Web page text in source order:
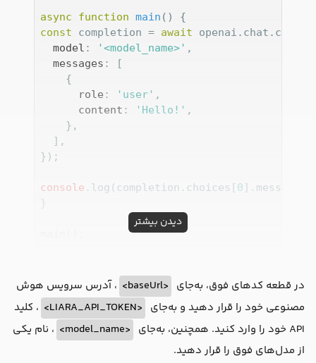
async function main ( )
const completion = await
model : '<model_name>' ,
messages : [
    {
role : 'user' ,
content : 'Hello!' ,
    },
  ],
});
console .log(completion.choices[ 0 ].message);
}
دیدن بیشتر
در قطعه کد‌های فوق، به‌جای <baseUrl>
، آدرس سرویس هوش
مصنوعی خود را قرار دهید و به‌جای <LIARA_API_TOKEN>
، کلید
API خود را وارد کنید. همچنین، به‌جای
<model_name>
، نام یکی
از مدل‌های فوق را قرار دهید.